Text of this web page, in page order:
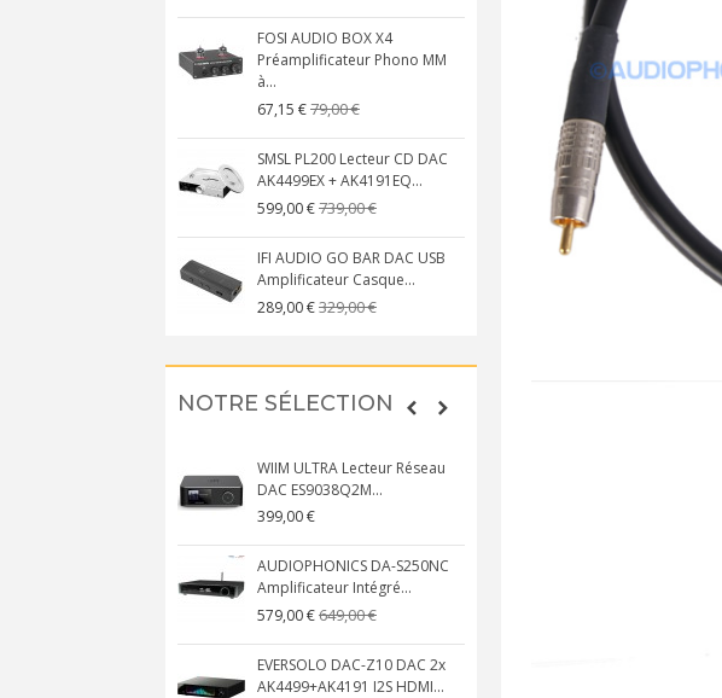
FOSI AUDIO BOX X4
Préamplificateur Phono MM
à...
67,15 €79,00 €
SMSL PL200 Lecteur CD DAC
AK4499EX + AK4191EQ...
599,00 €739,00 €
IFI AUDIO GO BAR DAC USB
Amplificateur Casque...
289,00 €329,00 €
[GRADE B] DAYTON AUDIO
MKSX4 Enceinte
149,00 €
179,90 €
AUDIOPHONICS DA-
Amplificateur Intégré...
579,00 €
649,00 €
FOSI AUDIO CA30
Amplificateur 4 Voies
NOTRE SÉLECTION
WIIM ULTRA Lecteur Réseau
DAC ES9038Q2M...
399,00 €
AUDIOPHONICS DA-S250NC
Amplificateur Intégré...
579,00 €649,00 €
EVERSOLO DAC-Z10 DAC 2x
AK4499+AK4191 I2S HDMI...